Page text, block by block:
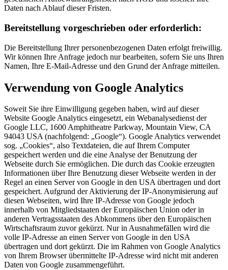
Daten nach Ablauf dieser Fristen.
Bereitstellung vorgeschrieben oder erforderlich:
Die Bereitstellung Ihrer personenbezogenen Daten erfolgt freiwillig.
Wir können Ihre Anfrage jedoch nur bearbeiten, sofern Sie uns Ihren
Namen, Ihre E-Mail-Adresse und den Grund der Anfrage mitteilen.
Verwendung von Google Analytics
Soweit Sie ihre Einwilligung gegeben haben, wird auf dieser
Website Google Analytics eingesetzt, ein Webanalysedienst der
Google LLC, 1600 Amphitheatre Parkway, Mountain View, CA
94043 USA (nachfolgend: „Google“). Google Analytics verwendet
sog. „Cookies“, also Textdateien, die auf Ihrem Computer
gespeichert werden und die eine Analyse der Benutzung der
Webseite durch Sie ermöglichen. Die durch das Cookie erzeugten
Informationen über Ihre Benutzung dieser Webseite werden in der
Regel an einen Server von Google in den USA übertragen und dort
gespeichert. Aufgrund der Aktivierung der IP-Anonymisierung auf
diesen Webseiten, wird Ihre IP-Adresse von Google jedoch
innerhalb von Mitgliedstaaten der Europäischen Union oder in
anderen Vertragsstaaten des Abkommens über den Europäischen
Wirtschaftsraum zuvor gekürzt. Nur in Ausnahmefällen wird die
volle IP-Adresse an einen Server von Google in den USA
übertragen und dort gekürzt. Die im Rahmen von Google Analytics
von Ihrem Browser übermittelte IP-Adresse wird nicht mit anderen
Daten von Google zusammengeführt.